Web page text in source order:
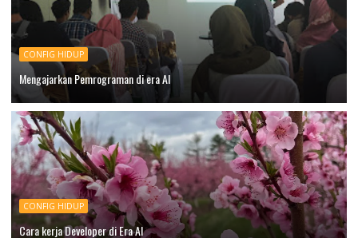
CONFIG HIDUP
Mengajarkan Pemrograman di era AI
CONFIG HIDUP
Cara kerja Developer di Era AI